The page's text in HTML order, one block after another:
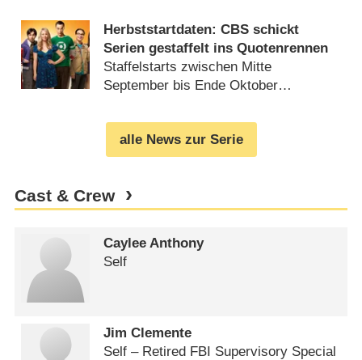
Herbststartdaten: CBS schickt
Serien gestaffelt ins Quotenrennen
Staffelstarts zwischen Mitte
September bis Ende Oktober
alle News zur Serie
Cast & Crew
Caylee Anthony
Self
Jim Clemente
Self – Retired FBI Supervisory Special